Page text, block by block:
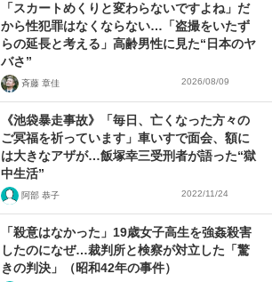
「スカートめくりと変わらないですよね」だ
から性犯罪はなくならない…「盗撮をいたず
らの延長と考える」高齢男性に見た“日本のヤ
バさ”
斉藤 章佳 2026/08/09
《池袋暴走事故》「毎日、亡くなった方々の
ご冥福を祈っています」車いすで面会、額に
は大きなアザが…飯塚幸三受刑者が語った“獄
中生活”
阿部 恭子 2022/11/24
「殺意はなかった」19歳女子高生を強姦殺害
したのになぜ…裁判所と検察が対立した「驚
きの判決」（昭和42年の事件）